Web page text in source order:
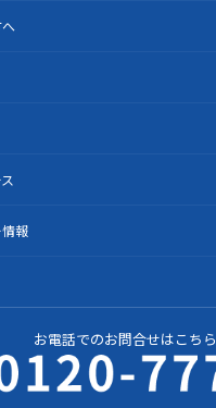
報
お電話でのお問合せはこちら